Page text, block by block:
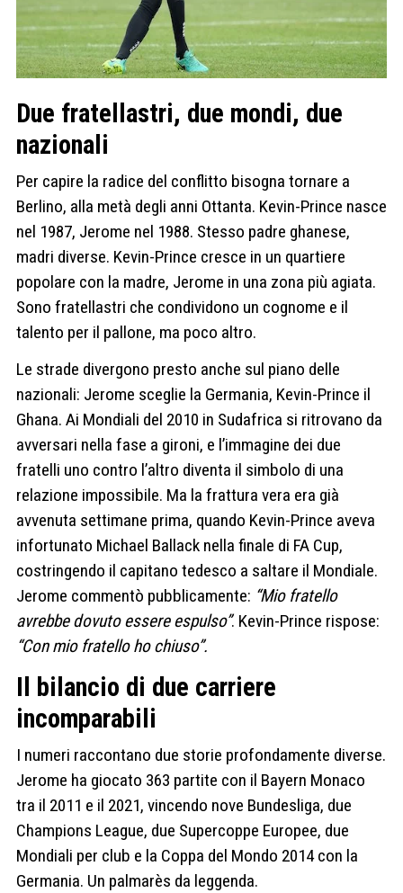
Due fratellastri, due mondi, due
nazionali
Per capire la radice del conflitto bisogna tornare a
Berlino, alla metà degli anni Ottanta. Kevin-Prince nasce
nel 1987, Jerome nel 1988. Stesso padre ghanese,
madri diverse. Kevin-Prince cresce in un quartiere
popolare con la madre, Jerome in una zona più agiata.
Sono fratellastri che condividono un cognome e il
talento per il pallone, ma poco altro.
Le strade divergono presto anche sul piano delle
nazionali: Jerome sceglie la Germania, Kevin-Prince il
Ghana. Ai Mondiali del 2010 in Sudafrica si ritrovano da
avversari nella fase a gironi, e l’immagine dei due
fratelli uno contro l’altro diventa il simbolo di una
relazione impossibile. Ma la frattura vera era già
avvenuta settimane prima, quando Kevin-Prince aveva
infortunato Michael Ballack nella finale di FA Cup,
costringendo il capitano tedesco a saltare il Mondiale.
Jerome commentò pubblicamente: “Mio fratello
avrebbe dovuto essere espulso”. Kevin-Prince rispose:
“Con mio fratello ho chiuso”.
Il bilancio di due carriere
incomparabili
I numeri raccontano due storie profondamente diverse.
Jerome ha giocato 363 partite con il Bayern Monaco
tra il 2011 e il 2021, vincendo nove Bundesliga, due
Champions League, due Supercoppe Europee, due
Mondiali per club e la Coppa del Mondo 2014 con la
Germania. Un palmarès da leggenda.